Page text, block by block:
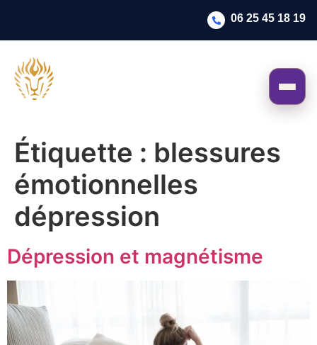
06 25 45 18 19
Étiquette : blessures
émotionnelles
dépression
Dépression et magnétisme